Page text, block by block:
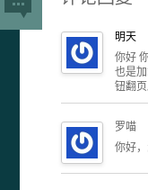
明天
你好
也是
钮翻
罗喵
你好